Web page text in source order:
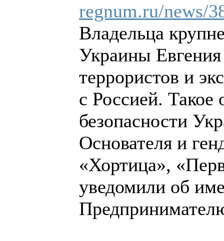
regnum.ru/news/
Владельца
Украины
террористов и
с Россией.
безопасности
Основателя и
«Хортица»,
уведомили об